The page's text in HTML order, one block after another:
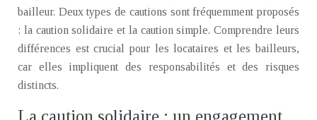
bailleur. Deux types de cautions sont fréquemment proposés
: la caution solidaire et la caution simple. Comprendre leurs
différences est crucial pour les locataires et les bailleurs,
car elles impliquent des responsabilités et des risques
distincts.
La caution solidaire : un engagement